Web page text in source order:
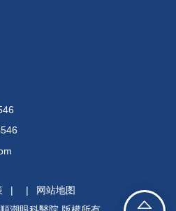
| |
网站地图